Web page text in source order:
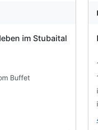
im Stubaital
Buffet